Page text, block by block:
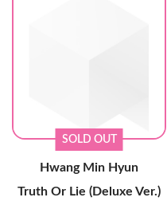
SOLD OUT
Hwang Min Hyun
Truth Or Lie (Deluxe Ver.)